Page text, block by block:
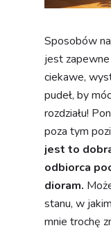
Sposobów
jest
ciekawe,
pudeł, by
rozdziału!
poza tym
jest to
odbiorca
dioram.
stanu, w
mnie trochę